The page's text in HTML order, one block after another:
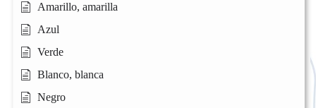
Amarillo, amarilla
Azul
Verde
Blanco, blanca
Negro